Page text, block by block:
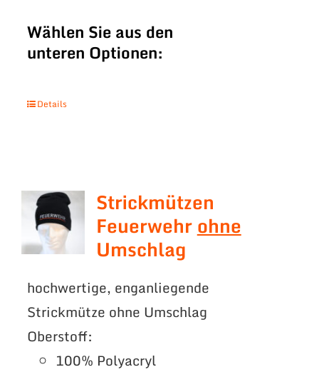
Wählen Sie aus den
unteren Optionen:
Details
Strickmützen
Feuerwehrohne
Umschlag
hochwertige, enganliegende
Strickmütze ohne Umschlag
Oberstoff:
100% Polyacryl